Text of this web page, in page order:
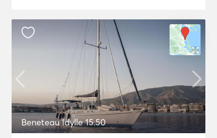
Beneteau Idylle 15.50